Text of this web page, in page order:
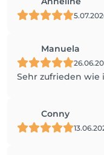
Manuela
Sehr zufrieden wie
Conny